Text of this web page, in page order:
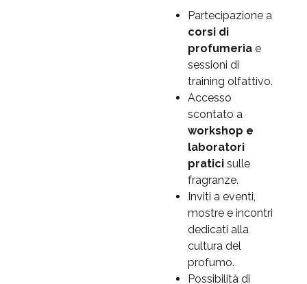
Partecipazione a
corsi di
profumeria e
sessioni di
training olfattivo.
Accesso
scontato a
workshop e
laboratori
pratici sulle
fragranze.
Inviti a eventi,
mostre e incontri
dedicati alla
cultura del
profumo.
Possibilità di